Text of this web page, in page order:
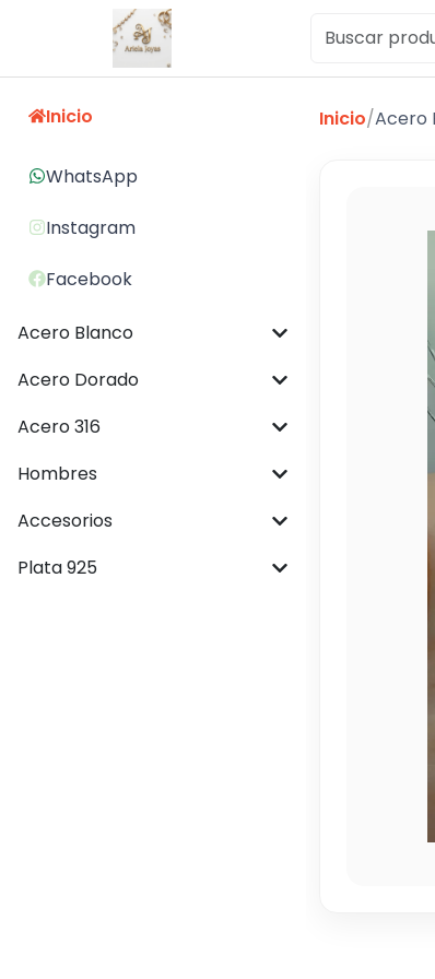
Inicio
WhatsApp
Instagram
Facebook
Acero Blanco
Acero Dorado
Acero 316
Hombres
Accesorios
Plata 925
Inicio/Acero